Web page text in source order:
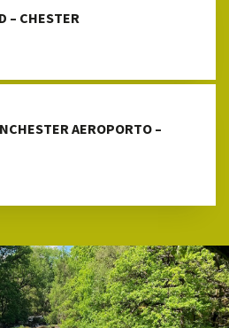
– CHESTER
AEROPORTO –